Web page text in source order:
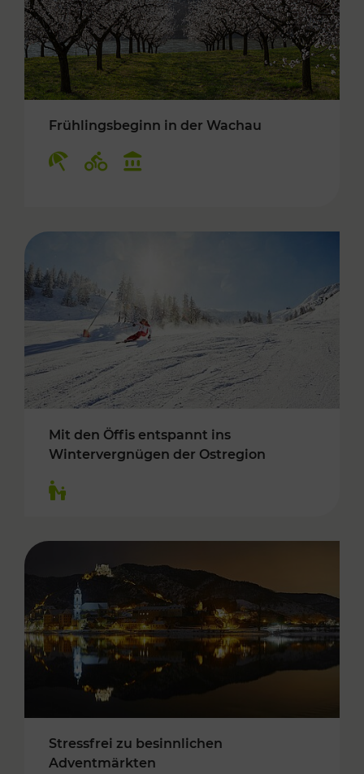
Frühlingsbeginn in der Wachau
Mit den Öffis entspannt ins
Wintervergnügen der Ostregion
Stressfrei zu besinnlichen
Adventmärkten